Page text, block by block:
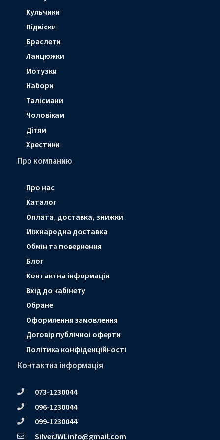
Кульчики
Підвіски
Браслети
Ланцюжки
Мотузки
Набори
Талісмани
Чоловікам
Дітям
Хрестики
Про компанию
Про нас
Каталог
Оплата, доставка, знижки
Мiжнародна доставка
Обмін та повернення
Блог
Контактна інформація
Вхід до кабінету
Обране
Оформлення замовлення
Договір публічноі оферти
Політика конфіденційності
Контактна інформація
073-1230044
096-1230044
099-1230044
SilverJWLinfo@gmail.com